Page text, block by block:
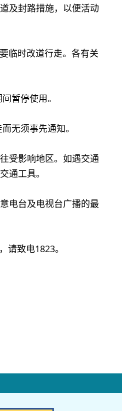
及封路措施，以便活动
临时改道行走。各有关
暂停使用。
无须事先通知。
受影响地区。如遇交通
通工具。
电台及电视台广播的最
请致电1823。